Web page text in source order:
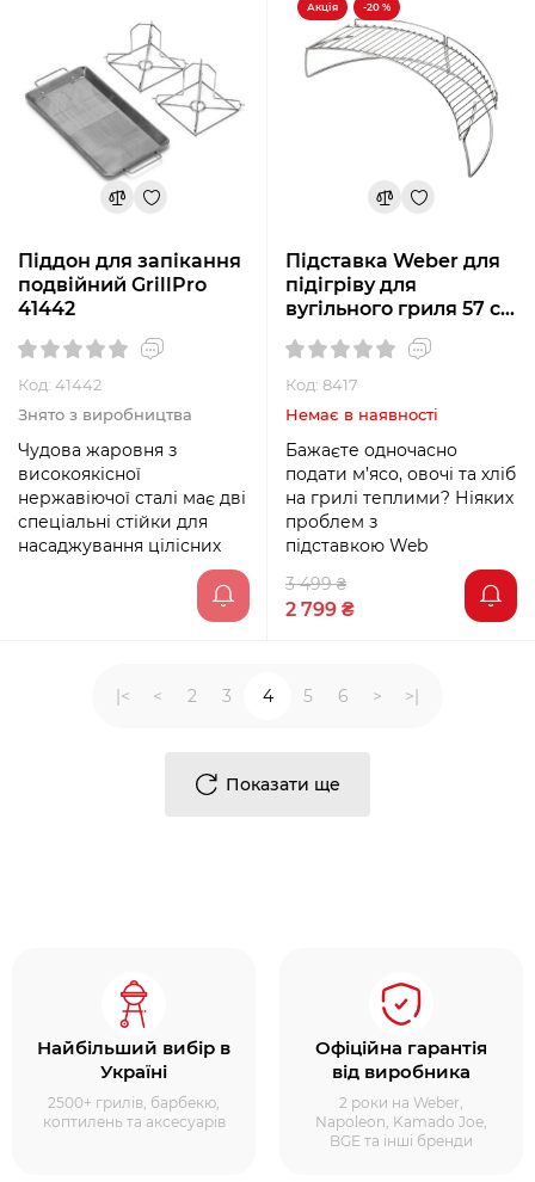
Піддон для запікання
подвійний GrillPro
41442
Код: 41442
Знято з виробництва
Чудова жаровня з
високоякісної
нержавіючої сталі має дві
спеціальні стійки для
насаджування цілісних
Акція -20 %
Підставка Weber для
підігріву для
вугільного гриля 57 см
Код: 8417
Немає в наявності
Бажаєте одночасно
подати м’ясо, овочі та хліб
на грилі теплими? Ніяких
проблем з
підставкою Web
3 499 ₴
2 799 ₴
Показати ще
|< < 2 3 4 5 6 > >|
Найбільший вибір в
Україні
2500+ грилів, барбекю,
коптилень та аксесуарів
Офіційна гарантія
від виробника
2 роки на Weber,
Napoleon, Kamado Joe,
BGE та інші бренди